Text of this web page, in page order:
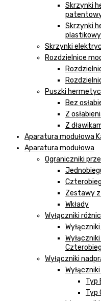
Skrzynki
Skrzynki
Skrzynki
Rozdzielnice
Puszki
Bez
Z
Z
Aparatura modułowa
Aparatura modułowa
Ograniczniki
Zestawy z
Wkłady
Wyłączniki
Wyłączniki
Typ
Typ